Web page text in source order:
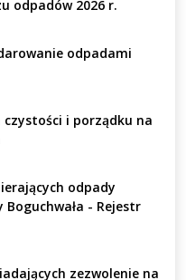
odpadów 2026 r.
odpadami
i porządku na
odpady
- Rejestr
zezwolenie na